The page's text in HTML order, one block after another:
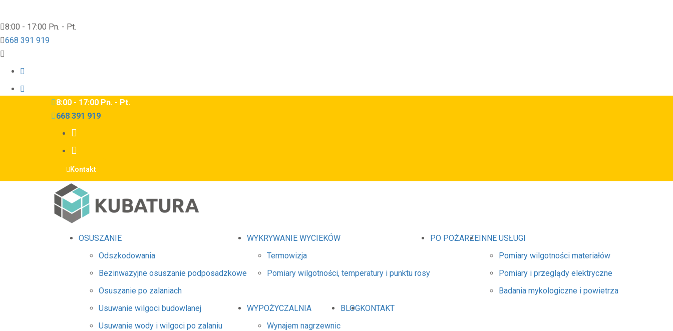
8:00 - 17:00 Pn. - Pt.
668 391 919
8:00 - 17:00 Pn. - Pt.
668 391 919
Kontakt
OSUSZANIE
Odszkodowania
Bezinwazyjne osuszanie podposadzkowe
Osuszanie po zalaniach
Usuwanie wilgoci budowlanej
Usuwanie wody i wilgoci po zalaniu
WYKRYWANIE WYCIEKÓW
Termowizja
Pomiary wilgotności, temperatury i punktu rosy
PO POŻARZEINNE USŁUGI
Pomiary wilgotności materiałów
Pomiary i przeglądy elektryczne
Badania mykologiczne i powietrza
WYPOŻYCZALNIA
Wynajem nagrzewnic
BLOGKONTAKT